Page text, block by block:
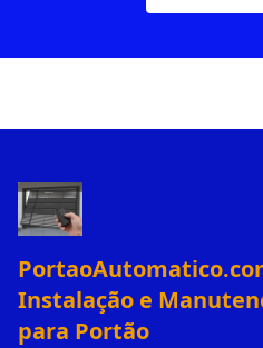
Instalação e
para Portão